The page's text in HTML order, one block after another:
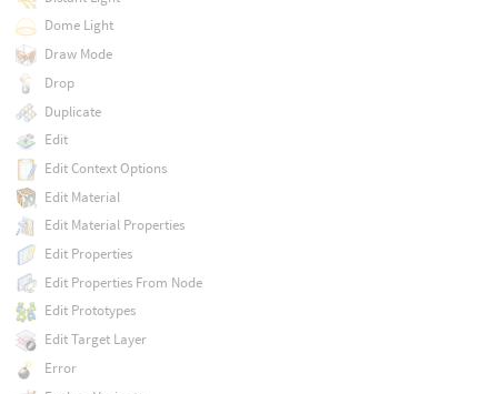
Dome Light
Draw Mode
Drop
Duplicate
Edit
Edit Context Options
Edit Material
Edit Material Properties
Edit Properties
Edit Properties From Node
Edit Prototypes
Edit Target Layer
Error